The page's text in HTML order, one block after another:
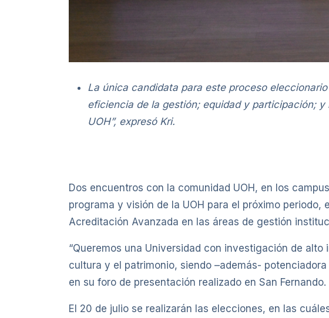
La única candidata para este proceso
eficiencia de la gestión; equidad y participación;
UOH”, expresó Kri.
Dos encuentros con la comunidad UOH, en los
programa y visión de la UOH para el próximo
Acreditación Avanzada en las áreas de gestión
“Queremos una Universidad con investigación de
cultura y el patrimonio, siendo –además-
en su foro de presentación realizado en San Fernando.
El 20 de julio se realizarán las elecciones, en las